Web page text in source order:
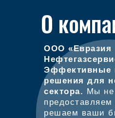
О
ООО «Евразия
Эффективные
решения для
сектора. Мы не
решаем ваши